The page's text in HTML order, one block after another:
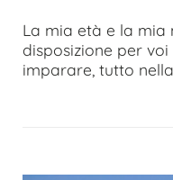
La mia età e la mia
disposizione per
imparare, tutto